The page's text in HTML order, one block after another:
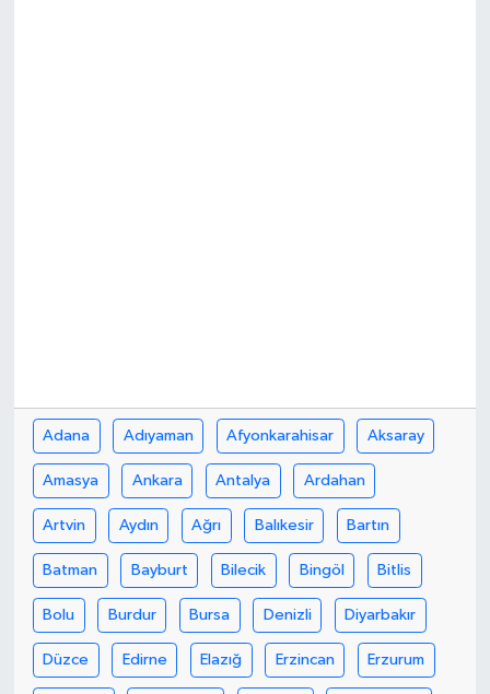
Adana Adıyaman Afyonkarahisar Aksaray
Amasya Ankara Antalya Ardahan
Artvin Aydın Ağrı Balıkesir Bartın
Batman Bayburt Bilecik Bingöl Bitlis
Bolu Burdur Bursa Denizli Diyarbakır
Düzce Edirne Elazığ Erzincan Erzurum